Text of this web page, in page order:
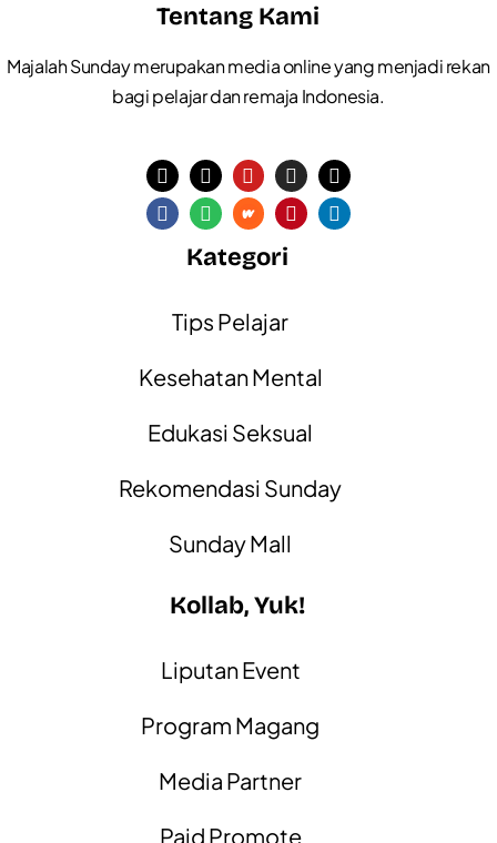
Tentang Kami
Majalah Sunday merupakan media online yang menjadi rekan
bagi pelajar dan remaja Indonesia.
Kategori
Tips Pelajar
Kesehatan Mental
Edukasi Seksual
Rekomendasi Sunday
Sunday Mall
Kollab, Yuk!
Liputan Event
Program Magang
Media Partner
Paid Promote